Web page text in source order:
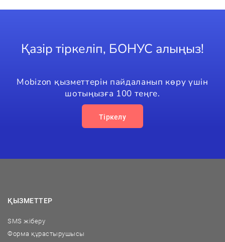
Қазір тіркеліп, БОНУС алыңыз!
Mobizon қызметтерін пайдаланып көру үшін
шотыңызға 100 теңге.
Тіркелу
ҚЫЗМЕТТЕР
SMS жіберу
Форма құрастырушысы